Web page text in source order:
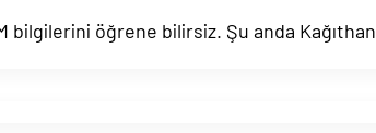
bilgilerini öğrene bilirsiz. Şu anda